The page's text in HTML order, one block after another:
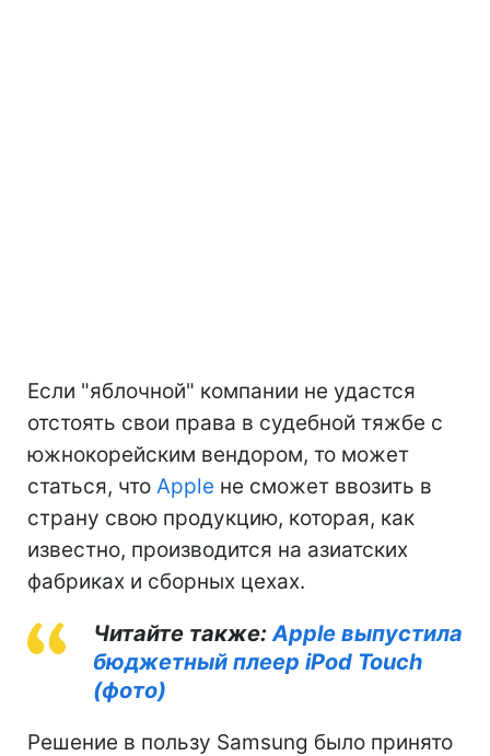
Если "яблочной" компании не удастся
отстоять свои права в судебной тяжбе с
южнокорейским вендором, то может
статься, что Apple не сможет ввозить в
страну свою продукцию, которая, как
известно, производится на азиатских
фабриках и сборных цехах.
Читайте также:Apple выпустила
бюджетный плеер iPod Touch
(фото)
Решение в пользу Samsung было принято